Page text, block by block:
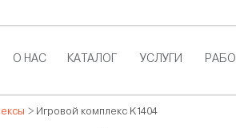
О НАС КАТАЛОГ УСЛУГИ
> Игровой комплекс K1404